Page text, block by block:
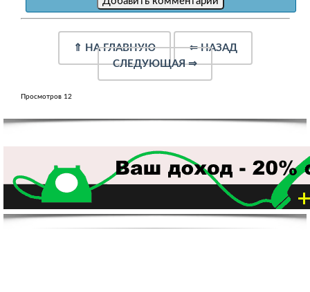
⇑ НА ГЛАВНУЮ ⇐НАЗАД
СЛЕДУЮЩАЯ⇒
Просмотров 12